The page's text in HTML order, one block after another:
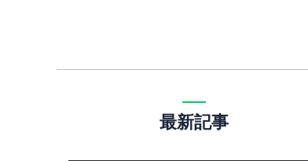
最新記事